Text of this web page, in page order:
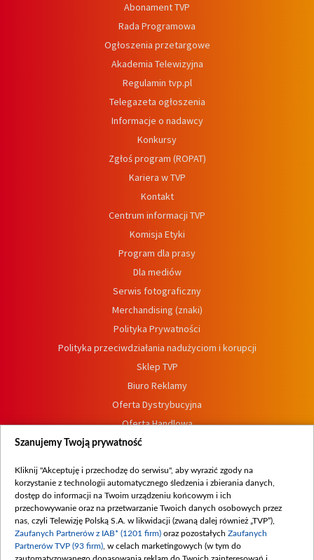
Abonament TVP
Rada Programowa
Ogłoszenia przetargowe
Akademia Telewizyjna
Regulamin tvp.pl
Telegazeta ogłoszenia
Informacje o nadawcy
Konkursy
Zgłoś program (ROPAT)
Kariera w TVP
Kontakt
Centrum informacji TVP
Komisja Etyki
Program dla prasy
Dla mediów
Serwis fotograficzny
Merchandising (znaki)
Polityka Prywatności
Polityka przeciwdziałania nadużyciom i korupcji
Sklep TVP
Biuro Reklamy
Oferta Dystrybucyjna
Oferta Handlowa
Dostępność
Procedura zgłoszeń wewnętrznych
Szanujemy Twoją prywatność
Kliknij "Akceptuję i przechodzę do serwisu", aby wyrazić zgody na
korzystanie z technologii automatycznego śledzenia i zbierania danych,
dostęp do informacji na Twoim urządzeniu końcowym i ich
przechowywanie oraz na przetwarzanie Twoich danych osobowych przez
nas, czyli Telewizję Polską S.A. w likwidacji (zwaną dalej również „TVP”),
Zaufanych Partnerów z IAB* (1201 firm) oraz pozostałych Zaufanych
Partnerów TVP (93 firm) , w celach marketingowych (w tym do